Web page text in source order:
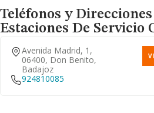
Teléfonos y
Estaciones De Servicio
Avenida Madrid, 1,
06400, Don Benito,
Badajoz
924810085